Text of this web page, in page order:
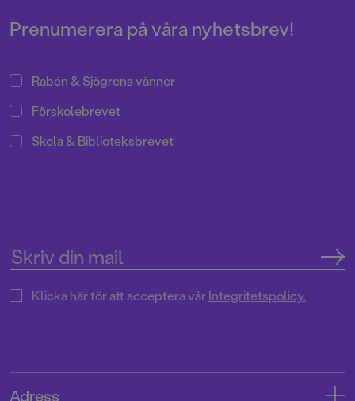
berättelse.
Prenumerera på våra nyhetsbrev!
Rabén & Sjögrens vänner
Förskolebrevet
Skola & Biblioteksbrevet
Klicka här för att acceptera vårIntegritetspolicy.
Adress